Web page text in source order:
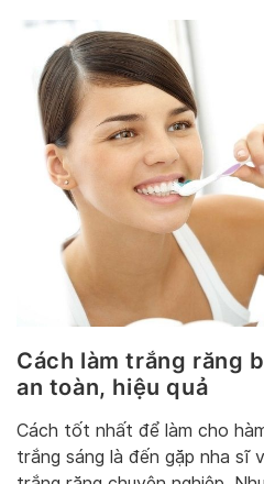
Cách làm trắng răng
an toàn, hiệu quả
Cách tốt nhất để làm cho
trắng sáng là đến gặp nha sĩ